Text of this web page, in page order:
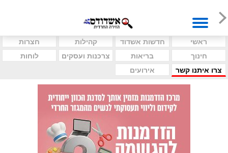
ראשי חדשות אשדוד קהילות
חצרות
חינוך
בריאות צרכנות ועסקים
לוחות
צרו איתנו קשר
אירועים